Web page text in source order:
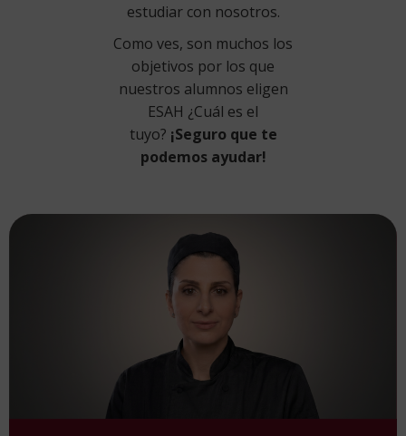
estudiar con nosotros.
Como ves, son muchos los
objetivos por los que
nuestros alumnos eligen
ESAH ¿Cuál es el
tuyo? ¡Seguro que te
podemos ayudar!